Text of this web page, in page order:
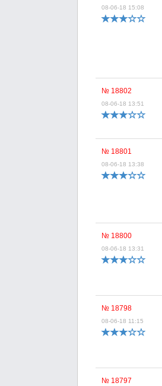
08-06-18 15:08
№ 18802
08-06-18 13:51
№ 18801
08-06-18 13:38
№ 18800
08-06-18 13:31
№ 18798
08-06-18 11:15
№ 18797